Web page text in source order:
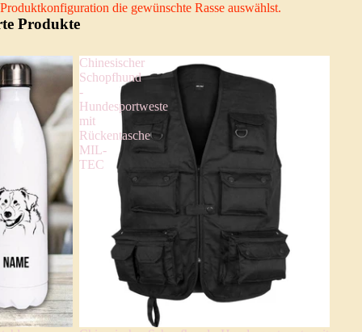
die gewünschte Rasse auswählst.
Produkte
Chinesischer
Schopfhund
-
Hundesportweste
mit
Rückentasche
MIL-
TEC